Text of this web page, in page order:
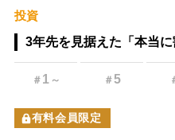
投資
3年先を見据えた「本当
＃ 1 ～ ＃5
有料会員限定